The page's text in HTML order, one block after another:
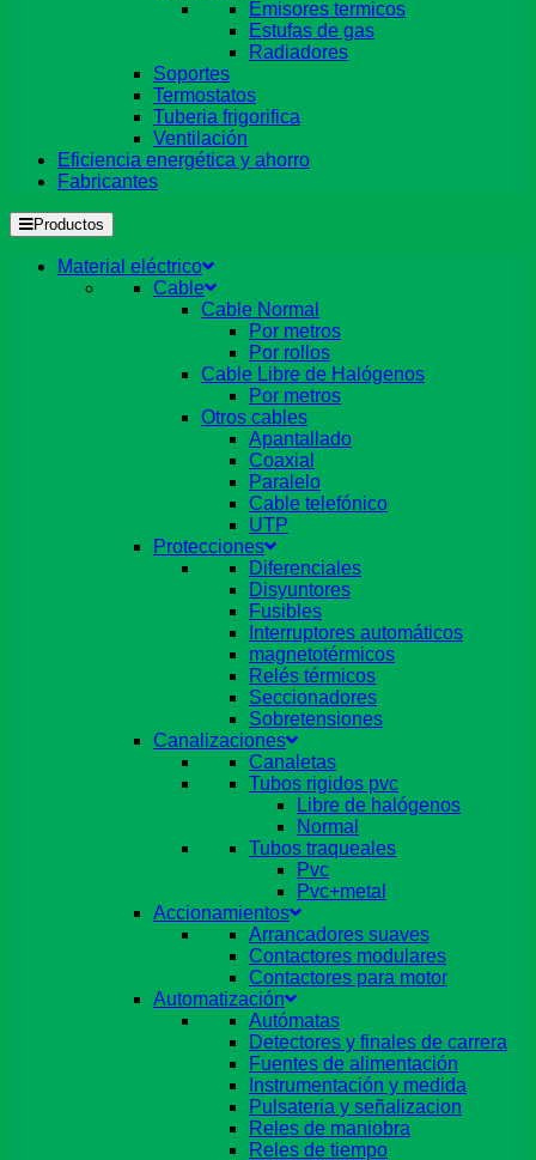
Emisores termicos
Estufas de gas
Radiadores
Soportes
Termostatos
Tuberia frigorifica
Ventilación
Eficiencia energética y ahorro
Fabricantes
Productos
Material eléctrico
Cable
Cable Normal
Por metros
Por rollos
Cable Libre de Halógenos
Por metros
Otros cables
Apantallado
Coaxial
Paralelo
Cable telefónico
UTP
Protecciones
Diferenciales
Disyuntores
Fusibles
Interruptores automáticos
magnetotérmicos
Relés térmicos
Seccionadores
Sobretensiones
Canalizaciones
Canaletas
Tubos rigidos pvc
Libre de halógenos
Normal
Tubos traqueales
Pvc
Pvc+metal
Accionamientos
Arrancadores suaves
Contactores modulares
Contactores para motor
Automatización
Autómatas
Detectores y finales de carrera
Fuentes de alimentación
Instrumentación y medida
Pulsateria y señalizacion
Reles de maniobra
Reles de tiempo